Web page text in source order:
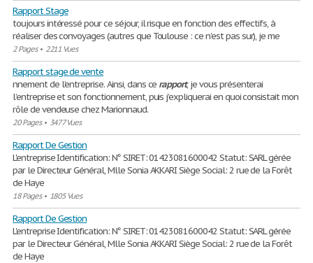
Rapport Stage
toujours intéressé pour ce séjour, il risque en fonction des effectifs, à
réaliser des convoyages (autres que Toulouse : ce n’est pas sur), je me
2 Pages• 2211 Vues
Rapport stage de vente
nnement de l’entreprise. Ainsi, dans ce rapport, je vous présenterai
l’entreprise et son fonctionnement, puis j’expliquerai en quoi consistait mon
rôle de vendeuse chez Marionnaud.
20 Pages• 3477 Vues
Rapport De Gestion
L'entreprise Identification: N° SIRET: 01423081600042 Statut: SARL gérée
par le Directeur Général, Mlle Sonia AKKARI Siège Social: 2 rue de la Forêt
de Haye
18 Pages• 1805 Vues
Rapport De Gestion
L'entreprise Identification: N° SIRET: 01423081600042 Statut: SARL gérée
par le Directeur Général, Mlle Sonia AKKARI Siège Social: 2 rue de la Forêt
de Haye